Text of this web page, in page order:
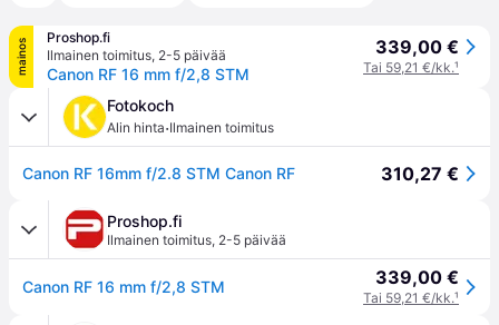
mainos
Proshop.fi
Ilmainen toimitus, 2-5 päivää
Canon RF 16 mm f/2,8 STM
339,00 €
Tai 59,21 €/kk.¹
Fotokoch
Alin hinta·Ilmainen toimitus
Canon RF 16mm f/2.8 STM Canon RF 310,27 €
Proshop.fi
Ilmainen toimitus, 2-5 päivää
Canon RF 16 mm f/2,8 STM 339,00 €
Tai 59,21 €/kk.¹